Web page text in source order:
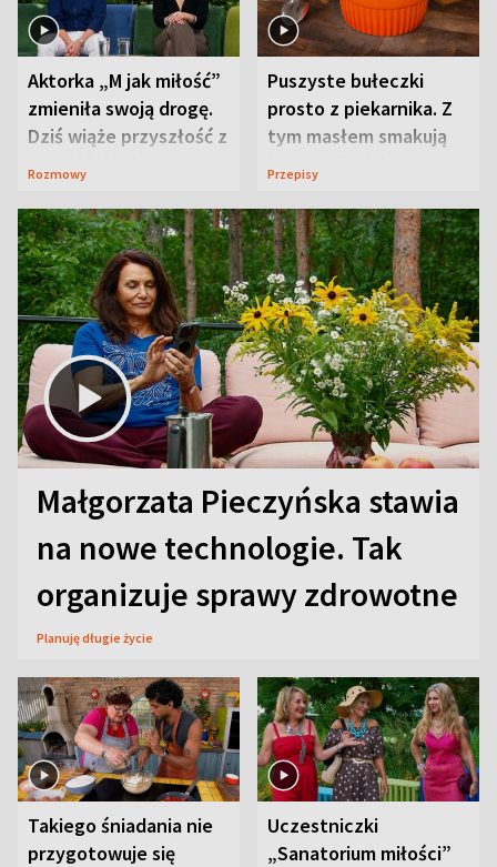
Aktorka „M jak miłość”
zmieniła swoją drogę.
Dziś wiąże przyszłość z
neurobiologią
Rozmowy
Puszyste bułeczki
prosto z piekarnika. Z
tym masłem smakują
jeszcze lepiej
Przepisy
Małgorzata Pieczyńska stawia
na nowe technologie. Tak
organizuje sprawy zdrowotne
Planuję długie życie
Takiego śniadania nie
przygotowuje się
Uczestniczki
„Sanatorium miłości”